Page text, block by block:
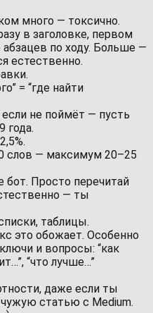
много — токсично.
в заголовке, первом
абзацев по ходу. Больше —
естественно.
= “где найти
не поймёт — пусть
года.
слов — максимум 20–25
бот. Просто перечитай
— ты
таблицы.
это обожает. Особенно
и вопросы: “как
“что лучше…”
даже если ты
статью с Medium.